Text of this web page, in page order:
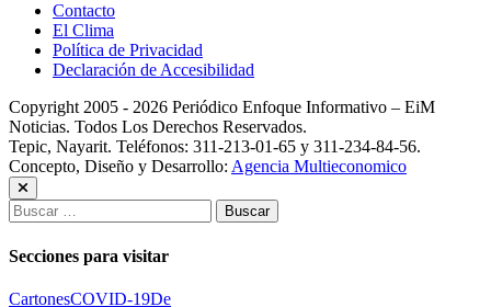
Contacto
El Clima
Política de Privacidad
Declaración de Accesibilidad
Copyright 2005 - 2026 Periódico Enfoque Informativo – EiM
Noticias. Todos Los Derechos Reservados.
Tepic, Nayarit. Teléfonos: 311-213-01-65 y 311-234-84-56.
Concepto, Diseño y Desarrollo: Agencia Multieconomico
Buscar:
Secciones para visitar
CartonesCOVID-19De